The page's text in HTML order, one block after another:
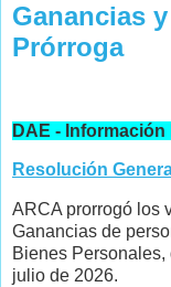
Ganancias
Prórroga
DAE -
Resolución
ARCA prorrogó los
Ganancias de
Bienes
julio de 2026.